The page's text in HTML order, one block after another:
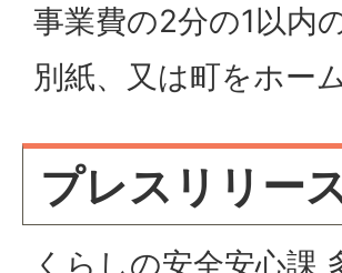
事業費の2分の1以内
別紙、又は町をホー
プレスリリー
くらしの安全安心課